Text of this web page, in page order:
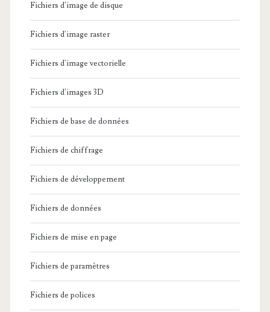
Fichiers d'image de disque
Fichiers d'image raster
Fichiers d'image vectorielle
Fichiers d'images 3D
Fichiers de base de données
Fichiers de chiffrage
Fichiers de développement
Fichiers de données
Fichiers de mise en page
Fichiers de paramètres
Fichiers de polices